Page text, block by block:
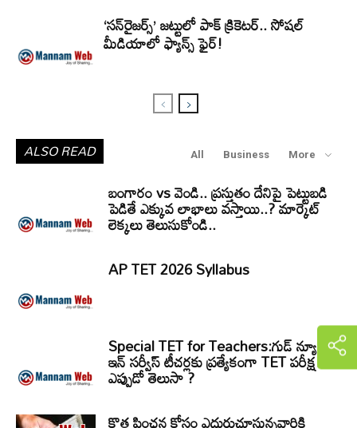
‘సన్‌రైజర్స్‌’ జట్టులో పాక్‌ క్రికెటర్.. సోషల్
మీడియాలో ఫ్యాన్స్ ఫైర్!
ALSO READ All Business More
బంగారం vs వెండి.. ప్రస్తుతం దేనిపై పెట్టుబడి
పెడితే ఎక్కువ లాభాలు వస్తాయి..? మార్కెట్
లెక్కలు తెలుసుకోండి..
AP TET 2026 Syllabus
Special TET for Teachers:గుడ్ న్యూస్..
ఇన్ సర్వీస్ టీచర్లకు ప్రత్యేకంగా TET పరీక్ష!
ఎప్పుడో తెలుసా ?